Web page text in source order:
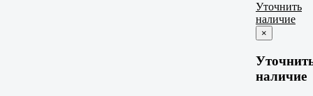
Уточнить
наличие
×
наличие